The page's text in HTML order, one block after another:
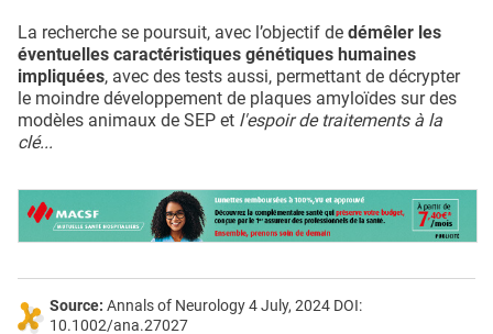
La recherche se poursuit, avec l’objectif de démêler les
éventuelles caractéristiques génétiques humaines
impliquées, avec des tests aussi, permettant de décrypter
le moindre développement de plaques amyloïdes sur des
modèles animaux de SEP et l'espoir de traitements à la
clé...
Source: Annals of Neurology 4 July, 2024 DOI:
10.1002/ana.27027